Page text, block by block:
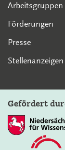
Arbeitsgruppen
Förderungen
Presse
Stellenanzeigen
Gefördert